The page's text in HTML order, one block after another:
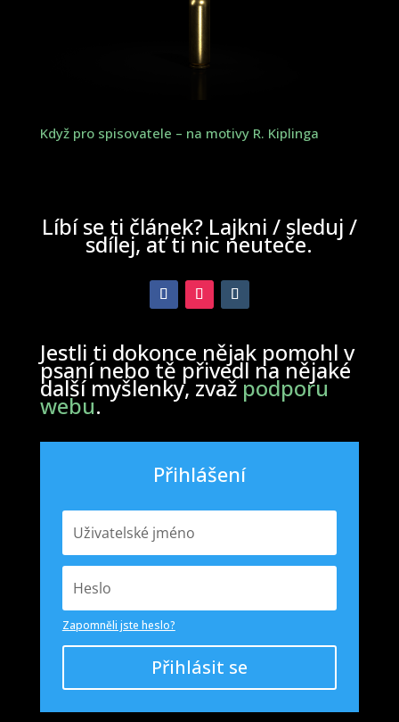
Když pro spisovatele – na motivy R. Kiplinga
Líbí se ti článek? Lajkni / sleduj /
sdílej, ať ti nic neuteče.
Jestli ti dokonce nějak pomohl v
psaní nebo tě přivedl na nějaké
další myšlenky, zvažpodporu
webu.
Přihlášení
Zapomněli jste heslo?
Přihlásit se